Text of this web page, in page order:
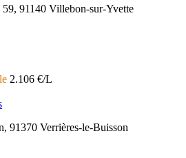
91140 Villebon-sur-Yvette
2.106 €/L
91370 Verrières-le-Buisson